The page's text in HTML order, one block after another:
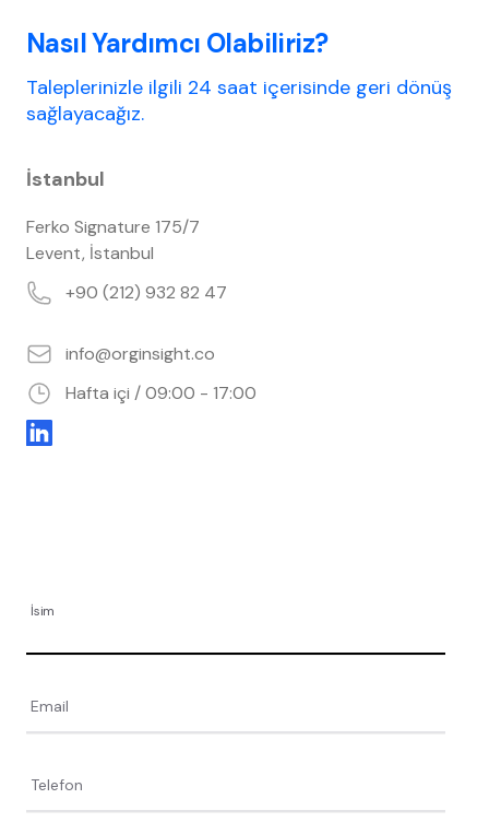
Nasıl Yardımcı Olabiliriz?
Taleplerinizle ilgili 24 saat içerisinde geri dönüş
sağlayacağız.
İstanbul
Ferko Signature 175/7
Levent, İstanbul
+90 (212) 932 82 47
info@orginsight.co
Hafta içi / 09:00 - 17:00
LinkedIn
İsim
Email
Telefon